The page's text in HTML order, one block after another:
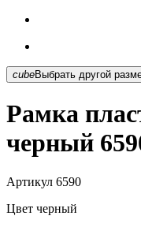
cubeВыбрать другой
Рамка
черный
Артикул 6590
Цвет черный